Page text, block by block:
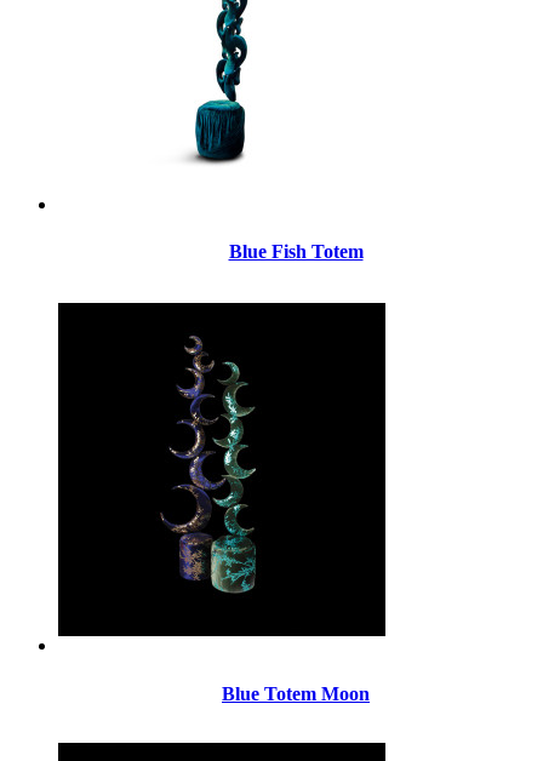
Blue Fish Totem
Blue Totem Moon